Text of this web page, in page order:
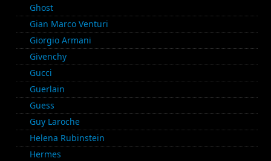
Ghost
Gian Marco Venturi
Giorgio Armani
Givenchy
Gucci
Guerlain
Guess
Guy Laroche
Helena Rubinstein
Hermes